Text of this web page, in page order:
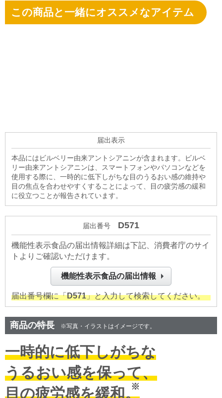
この商品と一緒にオススメなアイテム
届出表示
本品にはビルベリー由来アントシアニンが含まれます。ビルベ
リー由来アントシアニンは、スマートフォンやパソコンなどを
使用する際に、一時的に低下しがちな目のうるおい感の維持や
目の焦点を合わせやすくすることによって、 目の疲労感の緩和
に役立つことが報告されています。
届出番号 D571
機能性表示食品の届出情報詳細は下記、消費者庁のサイ
トよりご確認いただけます。
機能性表示食品の届出情報
届出番号欄に「D571」と入力して検索してください。
商品の特長 ※写真・イラストはイメージです。
一時的に低下しがちな
うるおい感を保って、
目の疲労感を緩和。
※